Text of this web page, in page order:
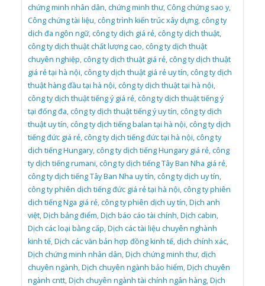
chứng minh nhân dân,chứng minh thư,Công chứng sao y,
Công chứng tài liệu,công trình kiến trúc xây dựng,công ty
dịch đa ngôn ngữ,công ty dịch giá rẻ,công ty dịch thuật,
công ty dịch thuật chất lượng cao,công ty dịch thuật
chuyên nghiệp,công ty dịch thuật giá rẻ,công ty dịch thuật
giá rẻ tại hà nội,công ty dịch thuật giá rẻ uy tín,công ty dịch
thuật hàng đầu tại hà nội,công ty dịch thuật tại hà nội,
công ty dịch thuật tiếng ý giá rẻ,công ty dịch thuật tiếng ý
tại đống đa,công ty dịch thuật tiếng ý uy tín,công ty dịch
thuật uy tín,công ty dịch tiếng balan tại hà nội,công ty dịch
tiếng đức giá rẻ,công ty dịch tiếng đức tại hà nội,công ty
dịch tiếng Hungary,công ty dịch tiếng Hungary giá rẻ,công
ty dịch tiếng rumani,công ty dịch tiếng Tây Ban Nha giá rẻ,
công ty dịch tiếng Tây Ban Nha uy tín,công ty dịch uy tín,
công ty phiên dịch tiếng đức giá rẻ tại hà nội,công ty phiên
dịch tiếng Nga giá rẻ,công ty phiên dịch uy tín,Dịch anh
việt,Dịch bảng điểm,Dịch báo cáo tài chính,Dịch cabin,
Dịch các loại bằng cấp,Dịch các tài liệu chuyên nghành
kinh tế,Dịch các văn bản hợp đồng kinh tế,dịch chính xác,
Dịch chứng minh nhân dân,Dịch chứng minh thư,dịch
chuyên ngành,Dịch chuyên ngành bảo hiểm,Dịch chuyên
ngành cntt,Dịch chuyên ngành tài chính ngân hàng,Dịch